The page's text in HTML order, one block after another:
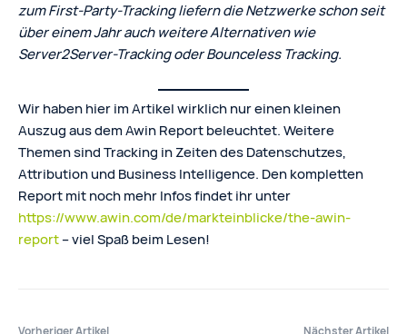
zum First-Party-Tracking liefern die Netzwerke schon seit
über einem Jahr auch weitere Alternativen wie
Server2Server-Tracking oder Bounceless Tracking.
Wir haben hier im Artikel wirklich nur einen kleinen
Auszug aus dem Awin Report beleuchtet. Weitere
Themen sind Tracking in Zeiten des Datenschutzes,
Attribution und Business Intelligence. Den kompletten
Report mit noch mehr Infos findet ihr unter
https://www.awin.com/de/markteinblicke/the-awin-
report– viel Spaß beim Lesen!
Vorheriger Artikel Nächster Artikel